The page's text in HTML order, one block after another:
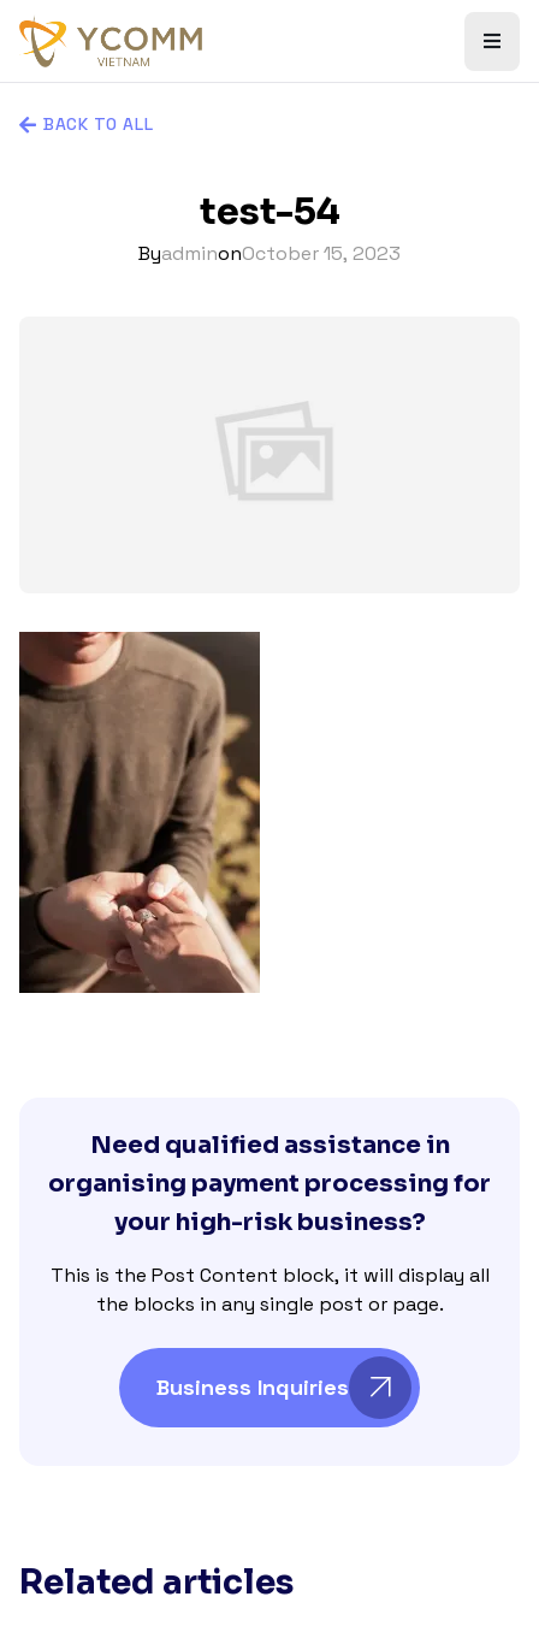
BACK TO ALL
test-54
ByadminonOctober 15, 2023
Need qualified assistance in
organising payment processing for
your high-risk business?
This is the Post Content block, it will display all
the blocks in any single post or page.
Business Inquiries
Related articles